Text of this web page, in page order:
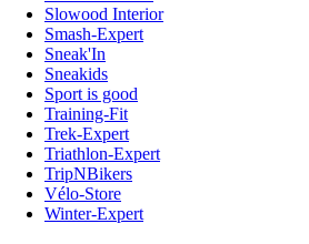
Slowood Interior
Smash-Expert
Sneak'In
Sneakids
Sport is good
Training-Fit
Trek-Expert
Triathlon-Expert
TripNBikers
Vélo-Store
Winter-Expert